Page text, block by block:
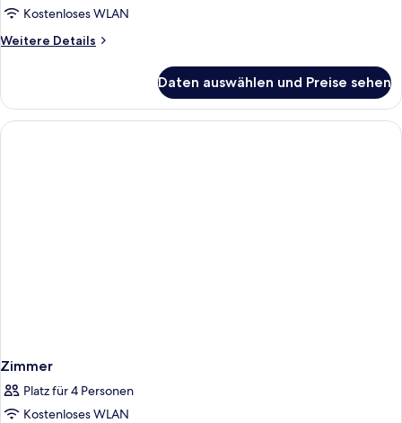
Kostenloses WLAN
Weitere Details
Weitere
Daten auswählen und Preise sehen
Zimmer
Platz für 4 Personen
Kostenloses WLAN